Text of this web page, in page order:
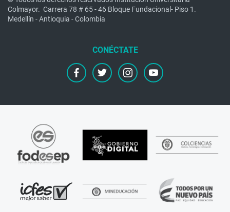
Colmayor. Carrera 78 # 65 - 46 Bloque Fundacional- Piso 1.
Medellín - Antioquia - Colombia